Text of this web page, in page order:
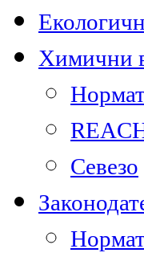
Химични
Севезо